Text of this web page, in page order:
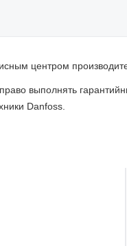
центром
выполнять
Danfoss.